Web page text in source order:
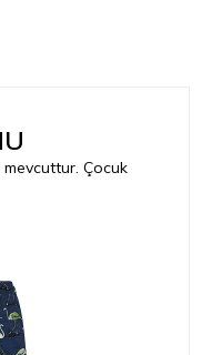
Çocuk